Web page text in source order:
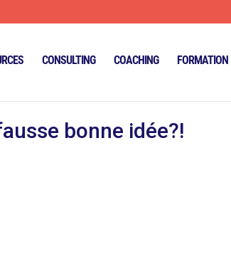
CONSULTING COACHING FORMATION
bonne idée?!